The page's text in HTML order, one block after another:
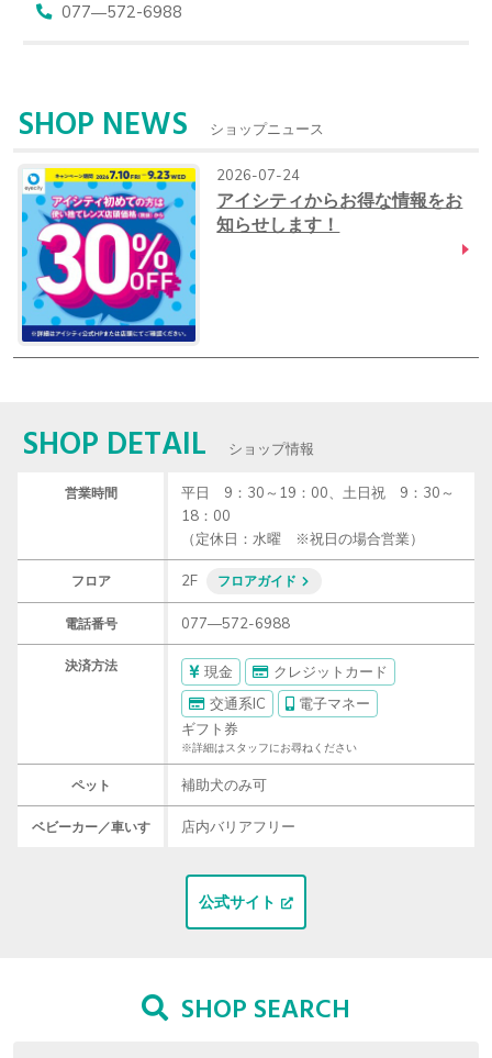
077―572-6988
SHOP NEWS ショップニュース
2026-07-24
アイシティからお得な情報をお
知らせします！
SHOP DETAIL ショップ情報
営業時間
平日　9：30～19：00、土日祝　9：30～
18：00
（定休日：水曜　※祝日の場合営業）
フロア 2F フロアガイド
電話番号 077―572-6988
決済方法 現金
クレジットカード
交通系IC
電子マネー
ギフト券
※詳細はスタッフにお尋ねください
ペット 補助犬のみ可
ベビーカー／車いす 店内バリアフリー
公式サイト
SHOP SEARCH